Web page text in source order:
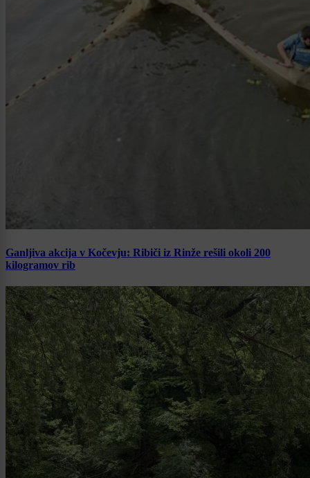
Ganljiva akcija v Kočevju: Ribiči iz Rinže rešili okoli 200
kilogramov rib